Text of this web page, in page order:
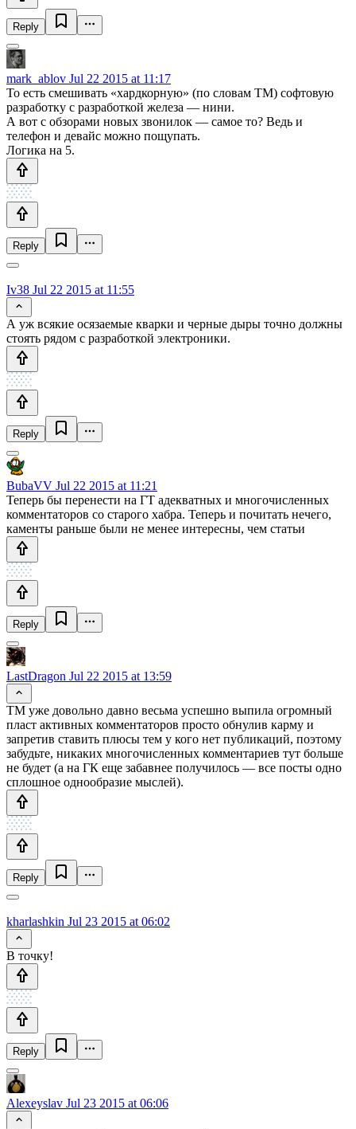
Reply
mark_ablov Jul 22 2015 at 11:17
То есть смешивать «хардкорную» (по словам ТМ) софтовую
разработку с разработкой железа — нини.
А вот с обзорами новых звонилок — самое то? Ведь и
телефон и девайс можно пощупать.
Логика на 5.
Reply
Iv38 Jul 22 2015 at 11:55
А уж всякие осязаемые кварки и черные дыры точно должны
стоять рядом с разработкой электроники.
Reply
BubaVV Jul 22 2015 at 11:21
Теперь бы перенести на ГТ адекватных и многочисленных
комментаторов со старого хабра. Теперь и почитать нечего,
каменты раньше были не менее интересны, чем статьи
Reply
LastDragon Jul 22 2015 at 13:59
ТМ уже довольно давно весьма успешно выпила огромный
пласт активных комментаторов просто обнулив карму и
запретив ставить плюсы тем у кого нет публикаций, поэтому
забудьте, никаких многочисленных комментариев тут больше
не будет (а на ГК еще забавнее получилось — все посты одно
сплошное однообразие мыслей).
Reply
kharlashkin Jul 23 2015 at 06:02
В точку!
Reply
Alexeyslav Jul 23 2015 at 06:06